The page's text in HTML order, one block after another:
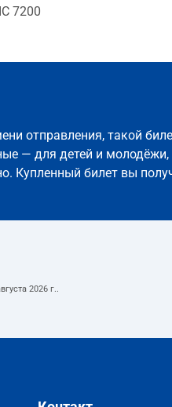
IC 7200
отправления, такой
— для детей и молодёжи,
Купленный билет вы
2026 г..